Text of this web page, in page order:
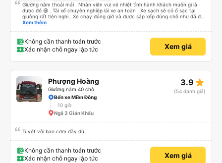
Giường nằm thoải mái . Nhân viên vui vẻ nhiệt tình hành khách muốn gì là
được đó 😆 . Tài xế chuyên nghiệp lái xe an toàn . Xe sạch sẽ có ổ sạc tại
giường rất tiện nghi . Xe chạy đúng giờ và được sắp xếp đúng chỗ như đã đặt
. Điểm 10 cho hoàng long đỏ 👍
Xem thêm
Không cần thanh toán trước
Xác nhận chỗ ngay lập tức
Xem giá
Phượng Hoàng
Giường nằm 40 chỗ
3.9 star_rate
(54 đánh giá)
Bến xe Miền Đông
10 giờ
Ngã 3 Gián Khẩu
Tuyệt vời bao cơm đầy đủ
Không cần thanh toán trước
Xác nhận chỗ ngay lập tức
Xem giá